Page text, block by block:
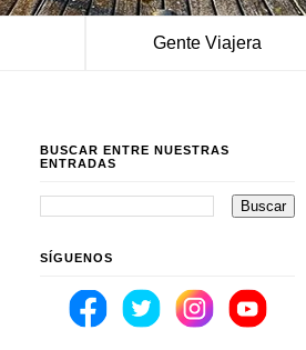
Gente Viajera
BUSCAR ENTRE NUESTRAS
ENTRADAS
SÍGUENOS